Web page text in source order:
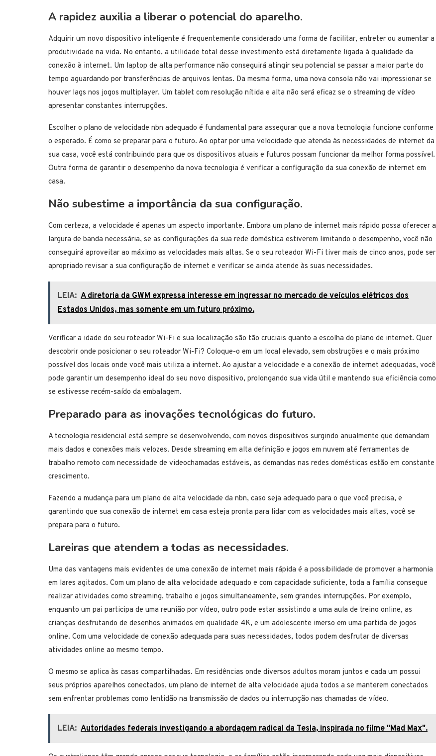
A rapidez auxilia a liberar o potencial do aparelho.
Adquirir um novo dispositivo inteligente é frequentemente considerado uma forma de facilitar, entreter ou aumentar a
produtividade na vida. No entanto, a utilidade total desse investimento está diretamente ligada à qualidade da
conexão à internet. Um laptop de alta performance não conseguirá atingir seu potencial se passar a maior parte do
tempo aguardando por transferências de arquivos lentas. Da mesma forma, uma nova consola não vai impressionar se
houver lags nos jogos multiplayer. Um tablet com resolução nítida e alta não será eficaz se o streaming de vídeo
apresentar constantes interrupções.
Escolher o plano de velocidade nbn adequado é fundamental para assegurar que a nova tecnologia funcione conforme
o esperado. É como se preparar para o futuro. Ao optar por uma velocidade que atenda às necessidades de internet da
sua casa, você está contribuindo para que os dispositivos atuais e futuros possam funcionar da melhor forma possível.
Outra forma de garantir o desempenho da nova tecnologia é verificar a configuração da sua conexão de internet em
casa.
Não subestime a importância da sua configuração.
Com certeza, a velocidade é apenas um aspecto importante. Embora um plano de internet mais rápido possa oferecer a
largura de banda necessária, se as configurações da sua rede doméstica estiverem limitando o desempenho, você não
conseguirá aproveitar ao máximo as velocidades mais altas. Se o seu roteador Wi-Fi tiver mais de cinco anos, pode ser
apropriado revisar a sua configuração de internet e verificar se ainda atende às suas necessidades.
LEIA: A diretoria da GWM expressa interesse em ingressar no mercado de veículos elétricos dos
Estados Unidos, mas somente em um futuro próximo.
Verificar a idade do seu roteador Wi-Fi e sua localização são tão cruciais quanto a escolha do plano de internet. Quer
descobrir onde posicionar o seu roteador Wi-Fi? Coloque-o em um local elevado, sem obstruções e o mais próximo
possível dos locais onde você mais utiliza a internet. Ao ajustar a velocidade e a conexão de internet adequadas, você
pode garantir um desempenho ideal do seu novo dispositivo, prolongando sua vida útil e mantendo sua eficiência como
se estivesse recém-saído da embalagem.
Preparado para as inovações tecnológicas do futuro.
A tecnologia residencial está sempre se desenvolvendo, com novos dispositivos surgindo anualmente que demandam
mais dados e conexões mais velozes. Desde streaming em alta definição e jogos em nuvem até ferramentas de
trabalho remoto com necessidade de videochamadas estáveis, as demandas nas redes domésticas estão em constante
crescimento.
Fazendo a mudança para um plano de alta velocidade da nbn, caso seja adequado para o que você precisa, e
garantindo que sua conexão de internet em casa esteja pronta para lidar com as velocidades mais altas, você se
prepara para o futuro.
Lareiras que atendem a todas as necessidades.
Uma das vantagens mais evidentes de uma conexão de internet mais rápida é a possibilidade de promover a harmonia
em lares agitados. Com um plano de alta velocidade adequado e com capacidade suficiente, toda a família consegue
realizar atividades como streaming, trabalho e jogos simultaneamente, sem grandes interrupções. Por exemplo,
enquanto um pai participa de uma reunião por vídeo, outro pode estar assistindo a uma aula de treino online, as
crianças desfrutando de desenhos animados em qualidade 4K, e um adolescente imerso em uma partida de jogos
online. Com uma velocidade de conexão adequada para suas necessidades, todos podem desfrutar de diversas
atividades online ao mesmo tempo.
O mesmo se aplica às casas compartilhadas. Em residências onde diversos adultos moram juntos e cada um possui
seus próprios aparelhos conectados, um plano de internet de alta velocidade ajuda todos a se manterem conectados
sem enfrentar problemas como lentidão na transmissão de dados ou interrupção nas chamadas de vídeo.
LEIA: Autoridades federais investigando a abordagem radical da Tesla, inspirada no filme "Mad Max".